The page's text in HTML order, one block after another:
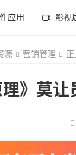
应用 影视
源 营销管理
理》莫